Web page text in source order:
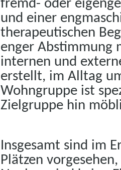
fremd- oder
und einer
therapeutischen
enger Abstimmung
internen und
erstellt, im Alltag
Wohngruppe ist
Zielgruppe hin
Insgesamt sind im
Plätzen